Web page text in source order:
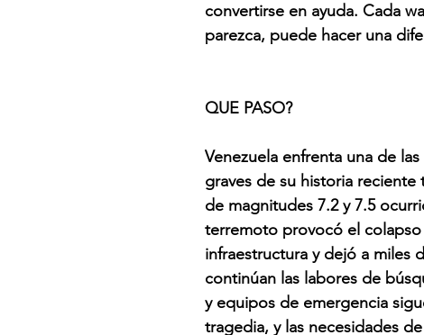
convertirse en ayuda. Cada
parezca, puede hacer una
QUE PASO?
Venezuela enfrenta una de
graves de su historia
de magnitudes 7.2 y 7.5
terremoto provocó el
infraestructura y dejó a miles
continúan las labores de
y equipos de emergencia
tragedia, y las necesidades